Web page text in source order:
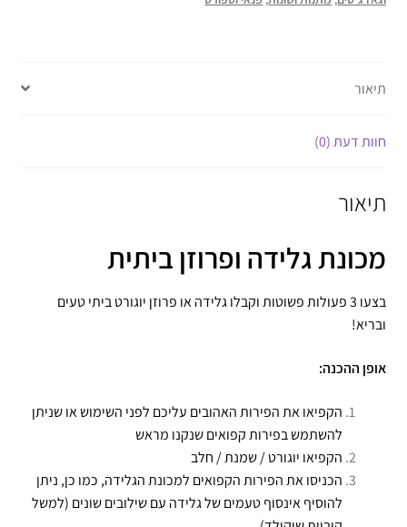
תיאור
חוות דעת (0)
תיאור
מכונת גלידה ופרוזן ביתית
בצעו 3 פעולות פשוטות וקבלו גלידה או פרוזן יוגורט ביתי טעים
ובריא!
אופן ההכנה:
הקפיאו את הפירות האהובים עליכם לפני השימוש או שניתן
להשתמש בפירות קפואים שנקנו מראש
הקפיאו יוגורט / שמנת / חלב
הכניסו את הפירות הקפואים למכונת הגלידה, כמו כן, ניתן
להוסיף אינסוף טעמים של גלידה עם שילובים שונים (למשל